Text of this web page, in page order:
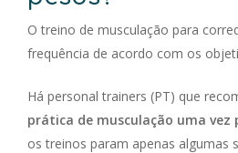
O treino de musculação para
frequência de acordo com os
Há personal trainers (PT) que
prática de musculação uma vez
os treinos param apenas algumas